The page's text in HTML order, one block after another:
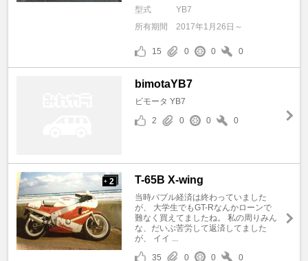
型式
YB7
所有期間
2017年1月26日～
15 0 0 0
bimotaYB7
ビモータ YB7
2
0 0 0
+ 2 T-65B X-wing
当時バブル経済は終わっていました
が、 大学生でもGT-Rなんかローンで
難なく買えてましたね。 私の周りみん
な、だいぶ苦労して返済してました
が、 イイ ...
35
0 0 0